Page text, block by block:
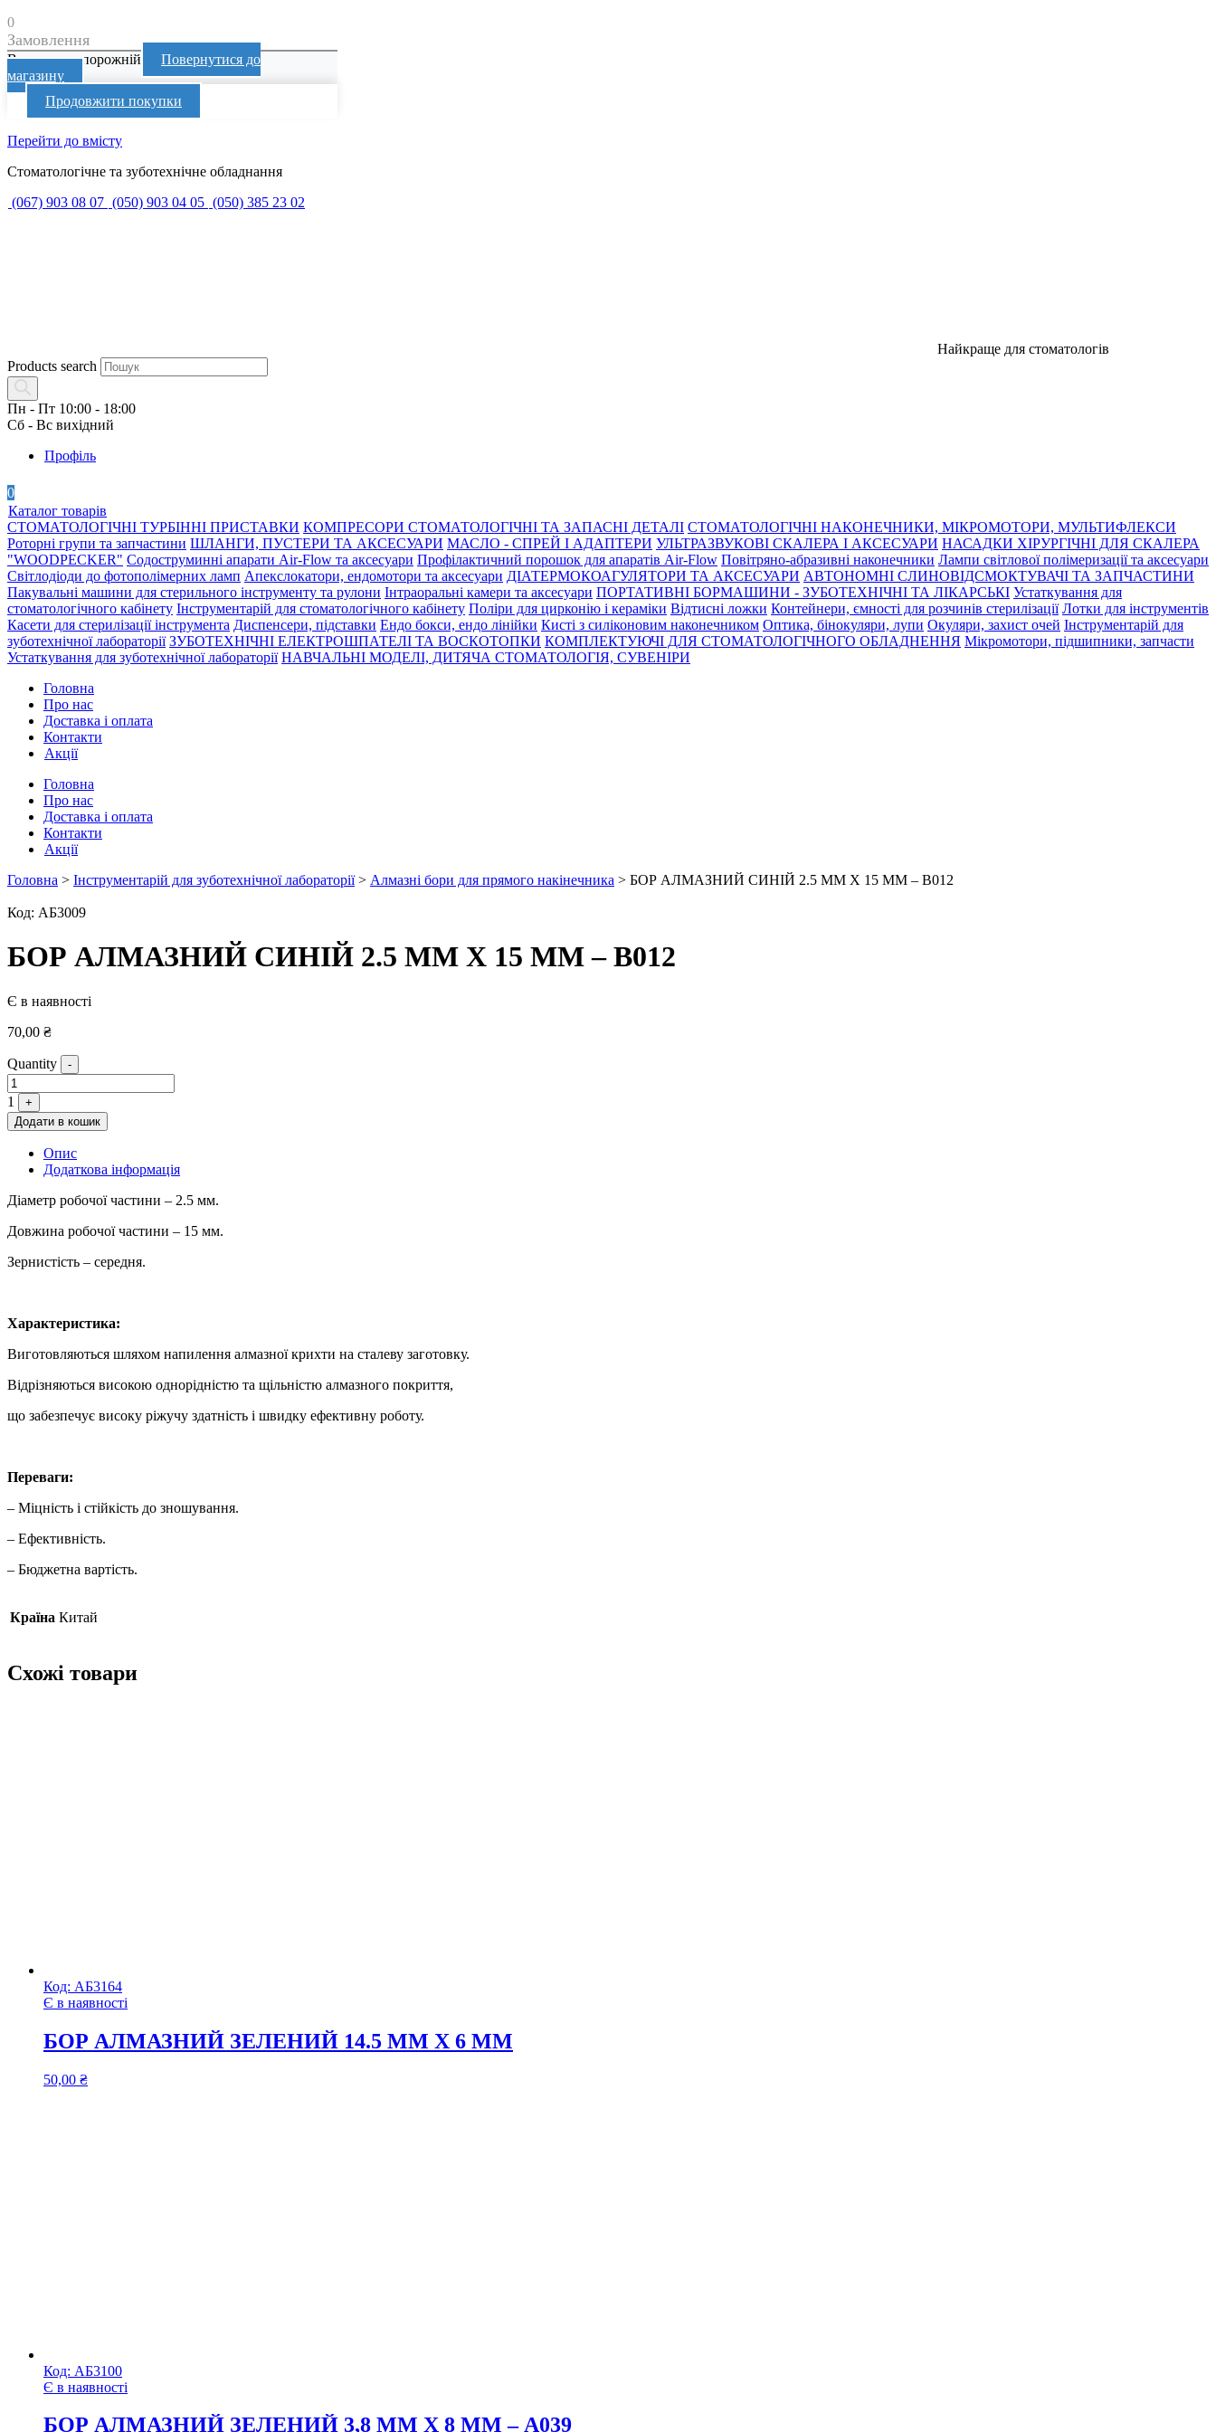
0
Замовлення
Ваш кошик порожній
Повернутися до
магазину
Продовжити покупки
Перейти до вмісту
Стоматологічне та зуботехнічне обладнання
(067) 903 08 07 (050) 903 04 05 (050) 385 23 02
Найкраще для стоматологів
Products search
Пн - Пт 10:00 - 18:00
Сб - Вс вихідний
Профіль
0
Каталог товарів
СТОМАТОЛОГІЧНІ ТУРБІННІ ПРИСТАВКИ КОМПРЕСОРИ СТОМАТОЛОГІЧНІ ТА ЗАПАСНІ ДЕТАЛІ СТОМАТОЛОГІЧНІ НАКОНЕЧНИКИ, МІКРОМОТОРИ, МУЛЬТИФЛЕКСИ
Роторні групи та запчастини ШЛАНГИ, ПУСТЕРИ ТА АКСЕСУАРИ МАСЛО - СПРЕЙ І АДАПТЕРИ УЛЬТРАЗВУКОВІ СКАЛЕРА І АКСЕСУАРИ НАСАДКИ ХІРУРГІЧНІ ДЛЯ СКАЛЕРА
"WOODPECKER" Содоструминні апарати Air-Flow та аксесуари Профілактичний порошок для апаратів Air-Flow Повітряно-абразивні наконечники Лампи світлової полімеризації та аксесуари
Світлодіоди до фотополімерних ламп Апекслокатори, ендомотори та аксесуари ДІАТЕРМОКОАГУЛЯТОРИ ТА АКСЕСУАРИ АВТОНОМНІ СЛИНОВІДСМОКТУВАЧІ ТА ЗАПЧАСТИНИ
Пакувальні машини для стерильного інструменту та рулони Інтраоральні камери та аксесуари ПОРТАТИВНІ БОРМАШИНИ - ЗУБОТЕХНІЧНІ ТА ЛІКАРСЬКІ Устаткування для
стоматологічного кабінету Інструментарій для стоматологічного кабінету Поліри для цирконію і кераміки Відтисні ложки Контейнери, ємності для розчинів стерилізації Лотки для інструментів
Касети для стерилізації інструмента Диспенсери, підставки Ендо бокси, ендо лінійки Кисті з силіконовим наконечником Оптика, бінокуляри, лупи Окуляри, захист очей Інструментарій для
зуботехнічної лабораторії ЗУБОТЕХНІЧНІ ЕЛЕКТРОШПАТЕЛІ ТА ВОСКОТОПКИ КОМПЛЕКТУЮЧІ ДЛЯ СТОМАТОЛОГІЧНОГО ОБЛАДНЕННЯ Мікромотори, підшипники, запчасти
Устаткування для зуботехнічної лабораторії НАВЧАЛЬНІ МОДЕЛІ, ДИТЯЧА СТОМАТОЛОГІЯ, СУВЕНІРИ
Головна
Про нас
Доставка і оплата
Контакти
Акції
Головна
Про нас
Доставка і оплата
Контакти
Акції
Головна > Інструментарій для зуботехнічної лабораторії> Алмазні бори для прямого накінечника > БОР АЛМАЗНИЙ СИНІЙ 2.5 ММ Х 15 ММ – В012
Код: АБ3009
БОР АЛМАЗНИЙ СИНІЙ 2.5 ММ Х 15 ММ – В012
Є в наявності
70,00 ₴
Quantity -
1
+
Додати в кошик
Опис
Додаткова інформація
Діаметр робочої частини – 2.5 мм.
Довжина робочої частини – 15 мм.
Зернистість – середня.
Характеристика:
Виготовляються шляхом напилення алмазної крихти на сталеву заготовку.
Відрізняються високою однорідністю та щільністю алмазного покриття,
що забезпечує високу ріжучу здатність і швидку ефективну роботу.
Переваги:
– Міцність і стійкість до зношування.
– Ефективність.
– Бюджетна вартість.
Країна Китай
Схожі товари
Код: АБ3164
Є в наявності
БОР АЛМАЗНИЙ ЗЕЛЕНИЙ 14.5 ММ Х 6 ММ
50,00 ₴
Код: АБ3100
Є в наявності
БОР АЛМАЗНИЙ ЗЕЛЕНИЙ 3,8 ММ Х 8 ММ – А039